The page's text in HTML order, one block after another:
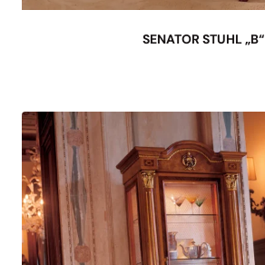
SENATOR STUHL „B“